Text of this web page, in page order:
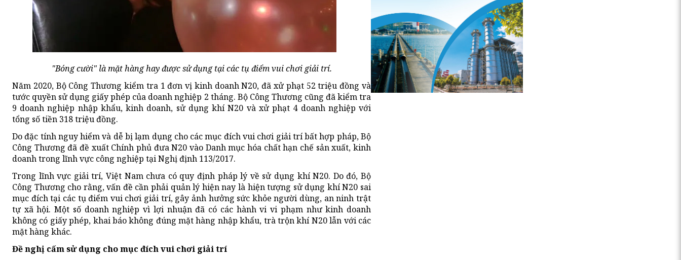
"Bóng cười" là mặt hàng hay được sử dụng tại các tụ điểm vui chơi giải trí.
Năm 2020, Bộ Công Thương kiểm tra 1 đơn vị kinh doanh N20, đã xử phạt 52 triệu đồng và
tước quyền sử dụng giấy phép của doanh nghiệp 2 tháng. Bộ Công Thương cũng đã kiểm tra
9 doanh nghiệp nhập khẩu, kinh doanh, sử dụng khí N20 và xử phạt 4 doanh nghiệp với
tổng số tiền 318 triệu đồng.
Do đặc tính nguy hiểm và dễ bị lạm dụng cho các mục đích vui chơi giải trí bất hợp pháp, Bộ
Công Thương đã đề xuất Chính phủ đưa N20 vào Danh mục hóa chất hạn chế sản xuất, kinh
doanh trong lĩnh vực công nghiệp tại Nghị định 113/2017.
Trong lĩnh vực giải trí, Việt Nam chưa có quy định pháp lý về sử dụng khí N20. Do đó, Bộ
Công Thương cho rằng, vấn đề cần phải quản lý hiện nay là hiện tượng sử dụng khí N20 sai
mục đích tại các tụ điểm vui chơi giải trí, gây ảnh hưởng sức khỏe người dùng, an ninh trật
tự xã hội. Một số doanh nghiệp vì lợi nhuận đã có các hành vi vi phạm như kinh doanh
không có giấy phép, khai báo không đúng mặt hàng nhập khẩu, trà trộn khí N20 lẫn với các
mặt hàng khác.
Đề nghị cấm sử dụng cho mục đích vui chơi giải trí